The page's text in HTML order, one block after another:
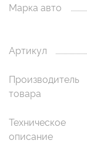
Марка авто
Артикул
Производитель
товара
Техническое
описание